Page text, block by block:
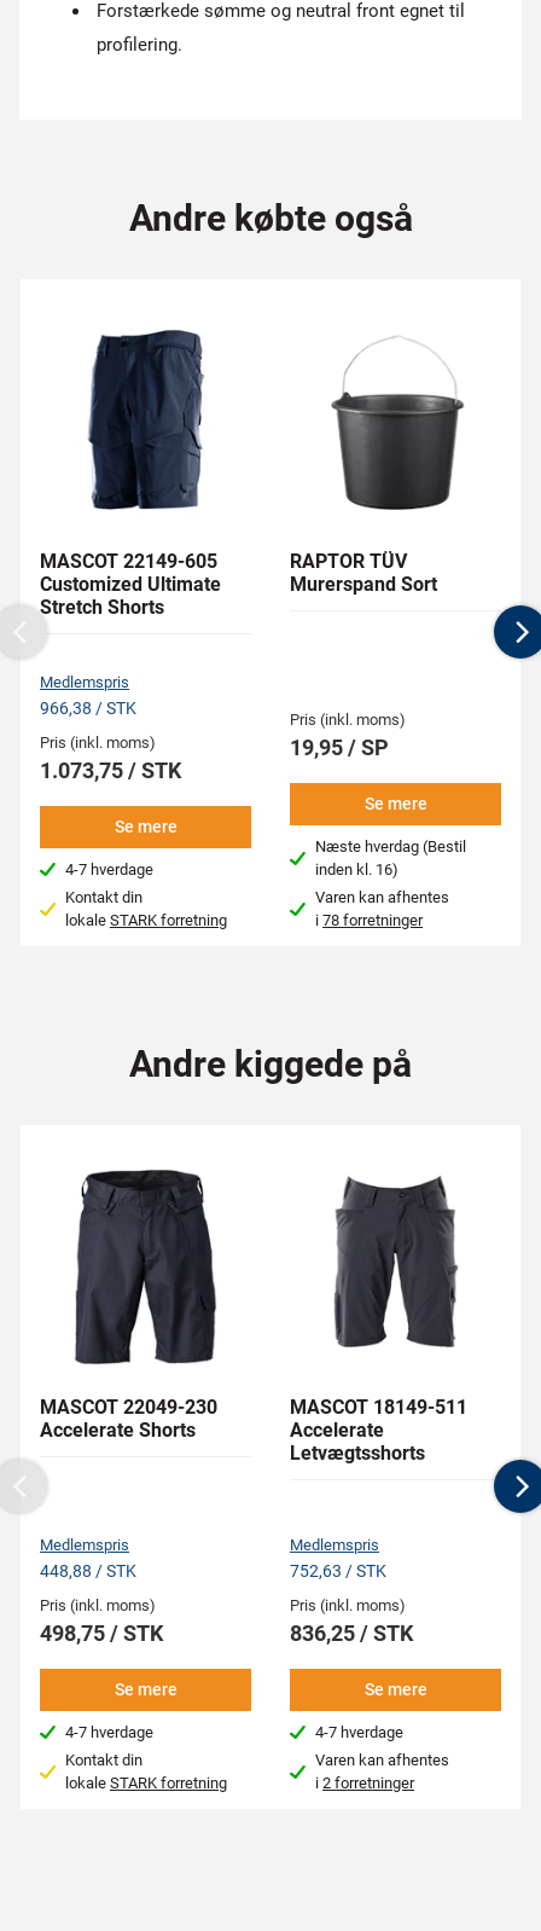
Forstærkede sømme og neutral front egnet til
profilering.
Andre købte også
MASCOT 22149-605
Customized Ultimate
Stretch Shorts
Medlemspris
966,38 / STK
Pris (inkl. moms)
1.073,75 / STK
Se mere
4-7 hverdage
Kontakt din
lokale STARK forretning
RAPTOR TÜV
Murerspand Sort
Pris (inkl. moms)
19,95 / SP
Se mere
Næste hverdag (Bestil
inden kl. 16)
Varen kan afhentes
i78 forretninger
Previous
Andre kiggede på
MASCOT 22049-230
Accelerate Shorts
Medlemspris
448,88 / STK
Pris (inkl. moms)
498,75 / STK
Se mere
4-7 hverdage
Kontakt din
lokale STARK forretning
MASCOT 18149-511
Accelerate
Letvægtsshorts
Medlemspris
752,63 / STK
Pris (inkl. moms)
836,25 / STK
Se mere
4-7 hverdage
Varen kan afhentes
i2 forretninger
Previous